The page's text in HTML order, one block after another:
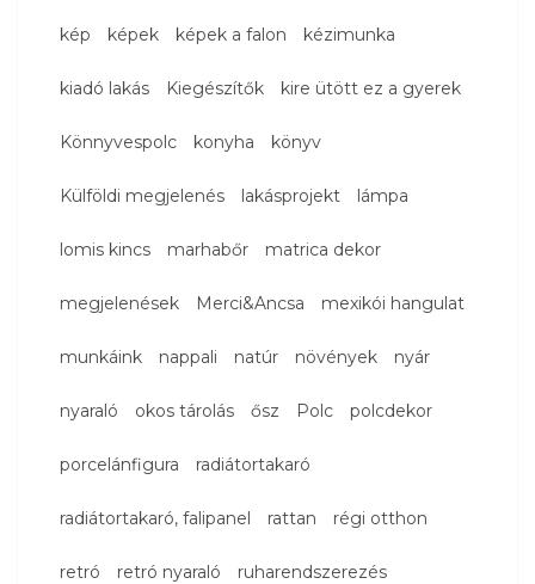
kép képek képek a falon kézimunka
kiadó lakás Kiegészítők kire ütött ez a gyerek
Könnyvespolc konyha könyv
Külföldi megjelenés lakásprojekt lámpa
lomis kincs marhabőr matrica dekor
megjelenések Merci&Ancsa mexikói hangulat
munkáink nappali natúr növények nyár
nyaraló okos tárolás ősz Polc polcdekor
porcelánfigura radiátortakaró
radiátortakaró, falipanel rattan régi otthon
retró retró nyaraló ruharendszerezés